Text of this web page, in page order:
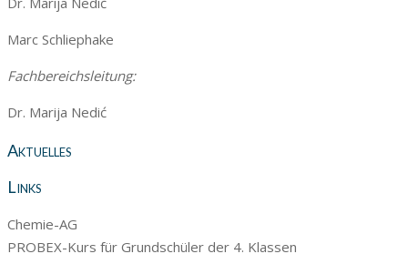
Marc Schliephake
Fachbereichsleitung:
Dr. Marija Nedić
Aktuelles
Links
Chemie-AG
PROBEX-Kurs für Grundschüler der 4. Klassen